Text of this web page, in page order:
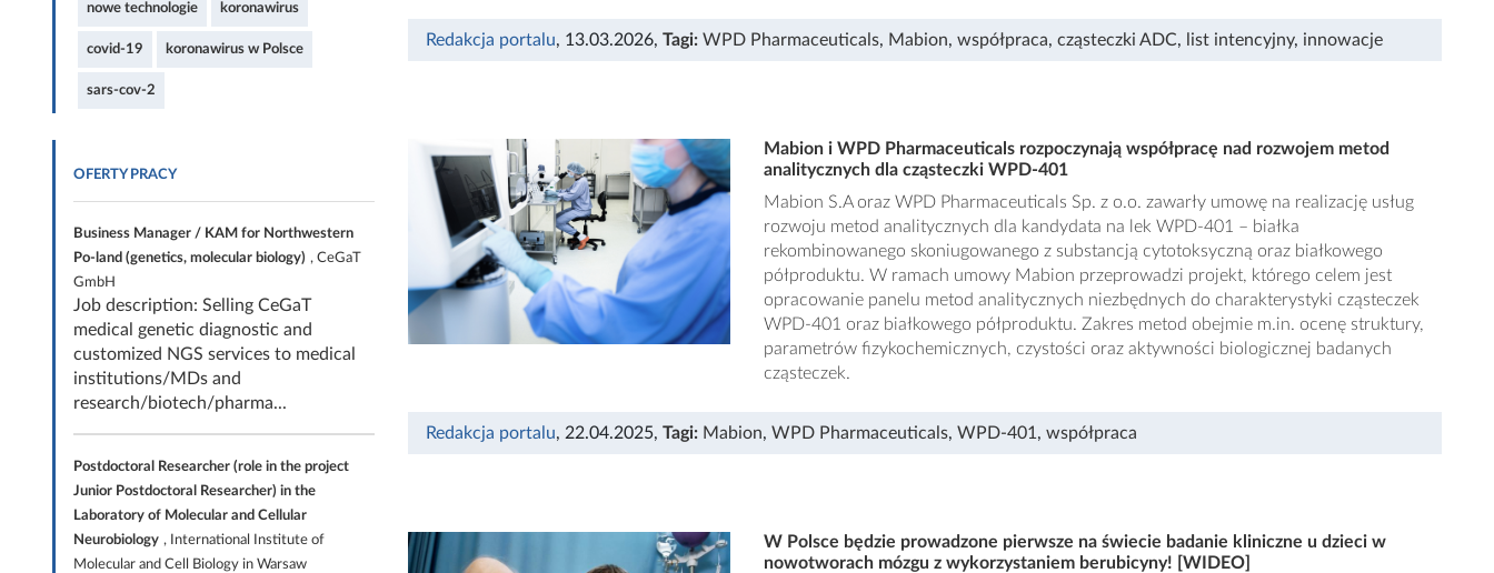
nowe technologie koronawirus
covid-19 koronawirus w Polsce
sars-cov-2
OFERTY PRACY
Business Manager / KAM for Northwestern
Po-land (genetics, molecular biology) , CeGaT
GmbH
Job description: Selling CeGaT
medical genetic diagnostic and
customized NGS services to medical
institutions/MDs and
research/biotech/pharma...
Postdoctoral Researcher (role in the project
Junior Postdoctoral Researcher) in the
Laboratory of Molecular and Cellular
Neurobiology , International Institute of
Molecular and Cell Biology in Warsaw
Redakcja portalu, 13.03.2026, Tagi: WPD Pharmaceuticals, Mabion, współpraca, cząsteczki ADC, list intencyjny, innowacje
Mabion i WPD Pharmaceuticals rozpoczynają współpracę nad rozwojem metod
analitycznych dla cząsteczki WPD-401
Mabion S.A oraz WPD Pharmaceuticals Sp. z o.o. zawarły umowę na realizację usług
rozwoju metod analitycznych dla kandydata na lek WPD-401 – białka
rekombinowanego skoniugowanego z substancją cytotoksyczną oraz białkowego
półproduktu. W ramach umowy Mabion przeprowadzi projekt, którego celem jest
opracowanie panelu metod analitycznych niezbędnych do charakterystyki cząsteczek
WPD-401 oraz białkowego półproduktu. Zakres metod obejmie m.in. ocenę struktury,
parametrów fizykochemicznych, czystości oraz aktywności biologicznej badanych
cząsteczek.
Redakcja portalu, 22.04.2025, Tagi: Mabion, WPD Pharmaceuticals, WPD-401 , współpraca
W Polsce będzie prowadzone pierwsze na świecie badanie kliniczne u dzieci w
nowotworach mózgu z wykorzystaniem berubicyny! [WIDEO]